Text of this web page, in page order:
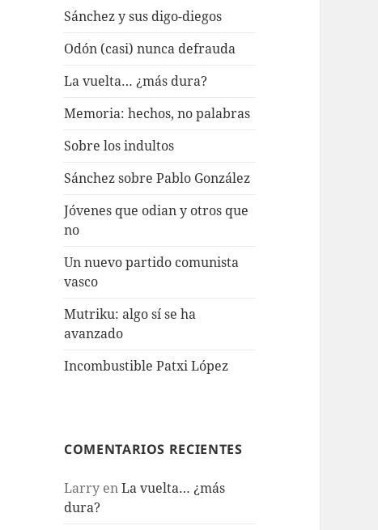
Sánchez y sus digo-diegos
Odón (casi) nunca defrauda
La vuelta… ¿más dura?
Memoria: hechos, no palabras
Sobre los indultos
Sánchez sobre Pablo González
Jóvenes que odian y otros que
no
Un nuevo partido comunista
vasco
Mutriku: algo sí se ha
avanzado
Incombustible Patxi López
COMENTARIOS RECIENTES
Larry enLa vuelta… ¿más
dura?